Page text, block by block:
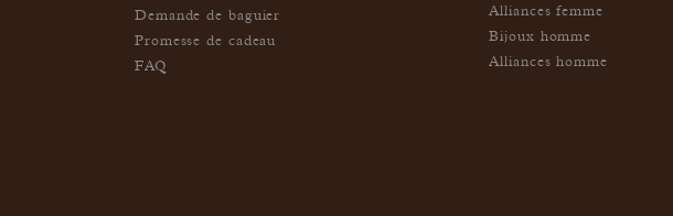
Demande de baguier
Promesse de cadeau
FAQ
Alliances femme
Bijoux homme
Alliances homme